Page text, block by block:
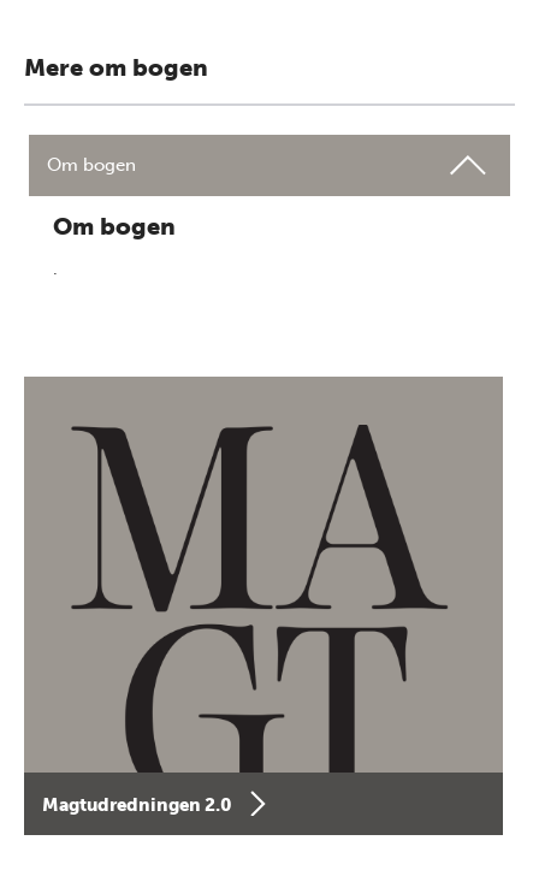
Mere om bogen
Om bogen
Om bogen
.
Magtudredningen 2.0